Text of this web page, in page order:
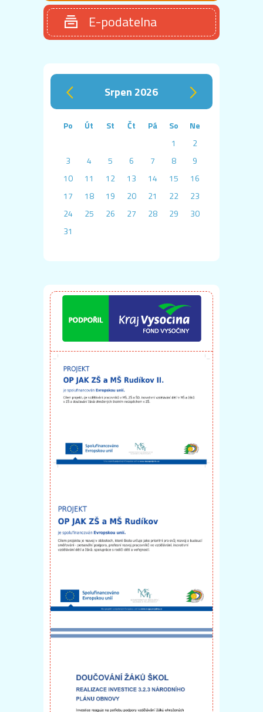
E-podatelna
‹ srpen 2026 ›
Po Út St Čt Pá So
Ne
1
2
3
4 5 6 7 8
9
10
11 12 13 14 15
16
17
18 19 20 21 22
23
24
25 26 27 28 29
30
31